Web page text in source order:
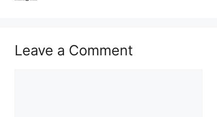
Leave a Comment